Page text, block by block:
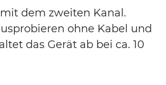
dem zweiten Kanal.
ohne Kabel und
das Gerät ab bei ca. 10